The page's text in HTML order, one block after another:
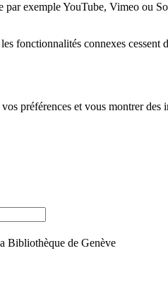
exemple YouTube, Vimeo ou
fonctionnalités connexes
préférences et vous montrer des
Bibliothèque de Genève